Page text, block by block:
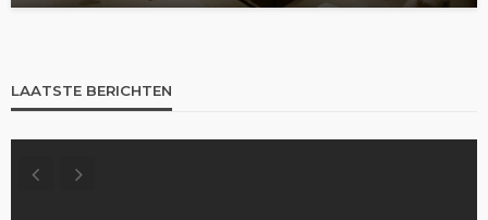
LAATSTE BERICHTEN